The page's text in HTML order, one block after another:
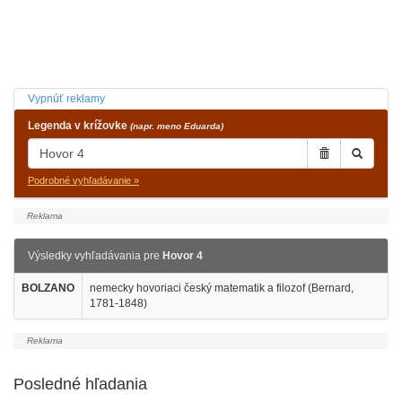
Vypnúť reklamy
Legenda v krížovke (napr. meno Eduarda)
Podrobné vyhľadávanie »
Výsledky vyhľadávania pre Hovor 4
BOLZANO
nemecky hovoriaci český matematik a filozof (Bernard,
1781-1848)
Posledné hľadania